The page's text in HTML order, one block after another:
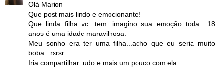
Olá Marion
Que post mais lindo e emocionante!
Que linda filha vc. tem...imagino sua emoção toda....18
anos é uma idade maravilhosa.
Meu sonho era ter uma filha...acho que eu seria muito
boba...rsrsr
Iria compartilhar tudo e mais um pouco com ela.